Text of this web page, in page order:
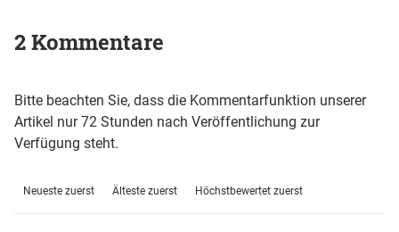
2 Kommentare
Bitte beachten Sie, dass die Kommentarfunktion unserer
Artikel nur 72 Stunden nach Veröffentlichung zur
Verfügung steht.
Neueste zuerst Älteste zuerst Höchstbewertet zuerst